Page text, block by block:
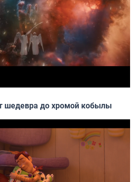
шедевра до хромой кобылы